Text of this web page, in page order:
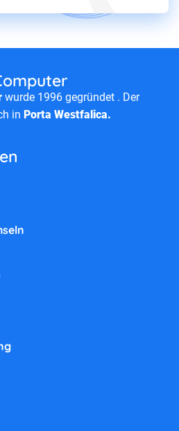
wurde 1996 gegründet . Der
in Porta Westfalica.